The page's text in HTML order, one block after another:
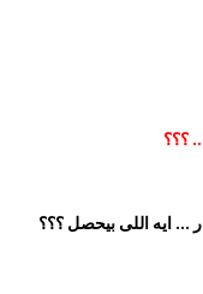
؟؟؟
... ايه اللى بيحصل ؟؟؟